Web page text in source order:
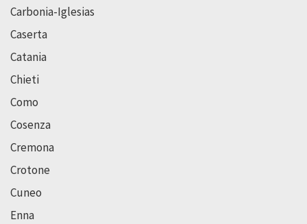
Carbonia-Iglesias
Caserta
Catania
Chieti
Como
Cosenza
Cremona
Crotone
Cuneo
Enna